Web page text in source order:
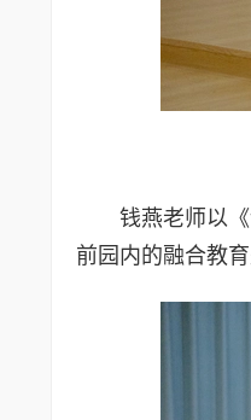
钱燕老师以
前园内的融合教